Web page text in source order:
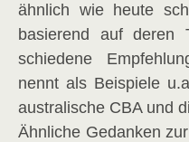
ähn­lich wie heu­te
basie­rend auf deren
schie­de­ne
nennt als Bei­spie­le
aus­tra­li­sche CBA und
Ähn­li­che Gedan­ken